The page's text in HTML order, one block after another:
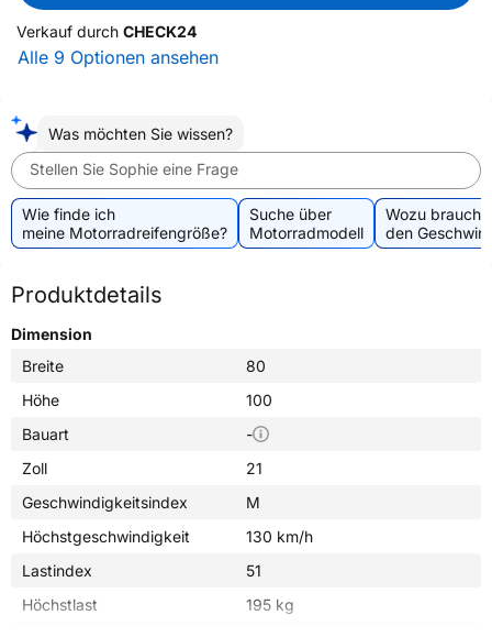
Verkauf durch CHECK24
Alle 9 Optionen ansehen
Was möchten Sie wissen?
Stellen Sie Sophie eine Frage
Wie finde ich
meine Motorradreifengröße?
Suche über
Motorradmodell
Wozu
den
Produktdetails
Dimension
Breite
80
Höhe
100
Bauart
-
Zoll
21
Geschwindigkeitsindex
M
Höchstgeschwindigkeit
130 km/h
Lastindex
51
Höchstlast
195 kg